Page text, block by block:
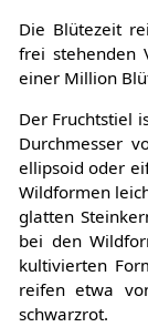
Die Blütezeit
frei stehenden
einer Million
Der Fruchtstiel
Durchmesser
ellipsoid oder
Wildformen
glatten
bei den
kultivierten
reifen etwa
schwarzrot.